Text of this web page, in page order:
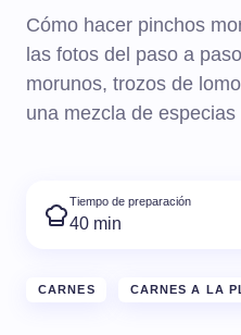
Cómo hacer pinchos
las fotos del paso a
morunos, trozos de
una mezcla de especias
Tiempo de preparación
40 min
CARNES CARNES A LA